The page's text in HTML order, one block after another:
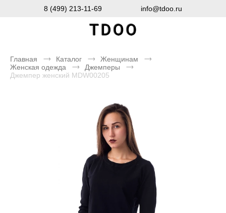
8 (499) 213-11-69 info@tdoo.ru
Главная Каталог
Женщинам
Женская одежда
Джемперы
Джемпер женский MDW00205